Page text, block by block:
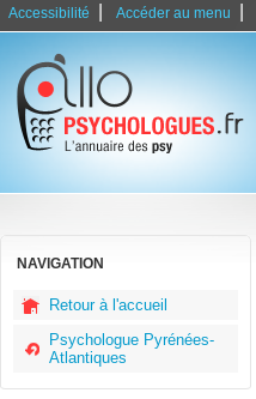
Accessibilité Accéder au menu
NAVIGATION
Retour à l'accueil
Psychologue Pyrénées-
Atlantiques